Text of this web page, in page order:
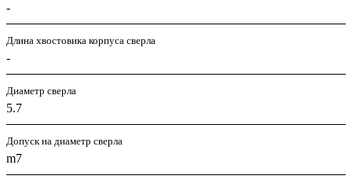
-
Длина хвостовика корпуса сверла
-
Диаметр сверла
5.7
Допуск на диаметр сверла
m7